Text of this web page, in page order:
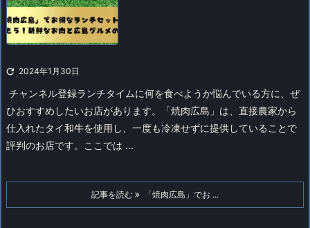
 2024年1月30日
チャンネル登録ランチタイムに何を食べようか悩んでいる方に、ぜ
ひおすすめしたいお店があります。「焼肉広島」は、直接農家から
仕入れたタイ和牛を使用し、一度も冷凍せずに提供していることで
評判のお店です。ここでは ...
記事を読む 「焼肉広島」でお ...